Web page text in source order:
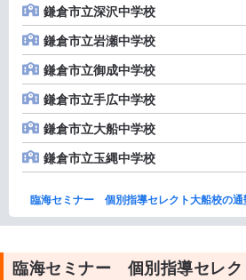
鎌倉市立深沢中学校
鎌倉市立岩瀬中学校
鎌倉市立御成中学校
鎌倉市立手広中学校
鎌倉市立大船中学校
鎌倉市立玉縄中学校
臨海セミナー 個別指導セレクト大船校の通
臨海セミナー 個別指導セレク